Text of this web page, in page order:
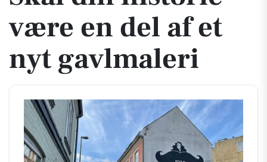
være en del af et
nyt gavlmaleri